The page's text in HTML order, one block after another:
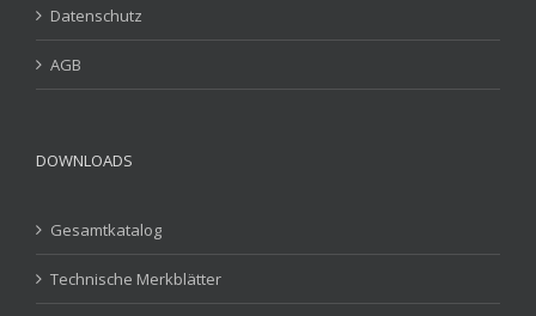
Datenschutz
AGB
DOWNLOADS
Gesamtkatalog
Technische Merkblätter